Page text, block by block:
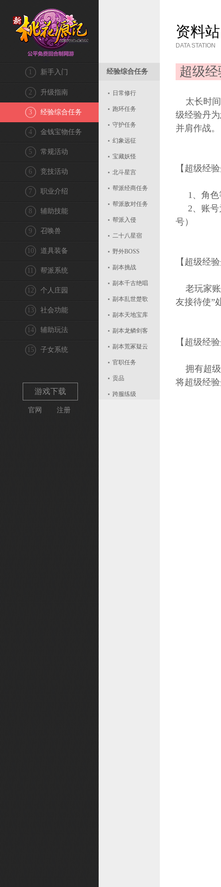
新手入门
1
升级指南
2
经验综合任务
3
金钱宝物任务
4
常规活动
5
竞技活动
6
职业介绍
7
辅助技能
8
召唤兽
9
道具装备
10
帮派系统
11
个人庄园
12
社会功能
13
辅助玩法
14
子女系统
15
游戏下载
官网 注册
经验综合任务
日常修行
跑环任务
守护任务
幻象远征
宝藏妖怪
北斗星宫
帮派经商任务
帮派敌对任务
帮派入侵
二十八星宿
野外BOSS
副本挑战
副本千古绝唱
副本乱世楚歌
副本天地宝库
副本龙鳞剑客
副本荒冢疑云
官职任务
贡品
跨服练级
资料站
DATA STATION
超级
太长时间
级经验丹
并肩作战。
【超级经
1、角色
2、账号
号）
【超级经
老玩家账
友接待使”
【超级经
拥有超级
将超级经